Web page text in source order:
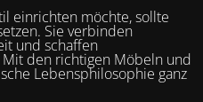
einrichten möchte, sollte
Sie verbinden
und schaffen
Mit den richtigen Möbeln und
Lebensphilosophie ganz